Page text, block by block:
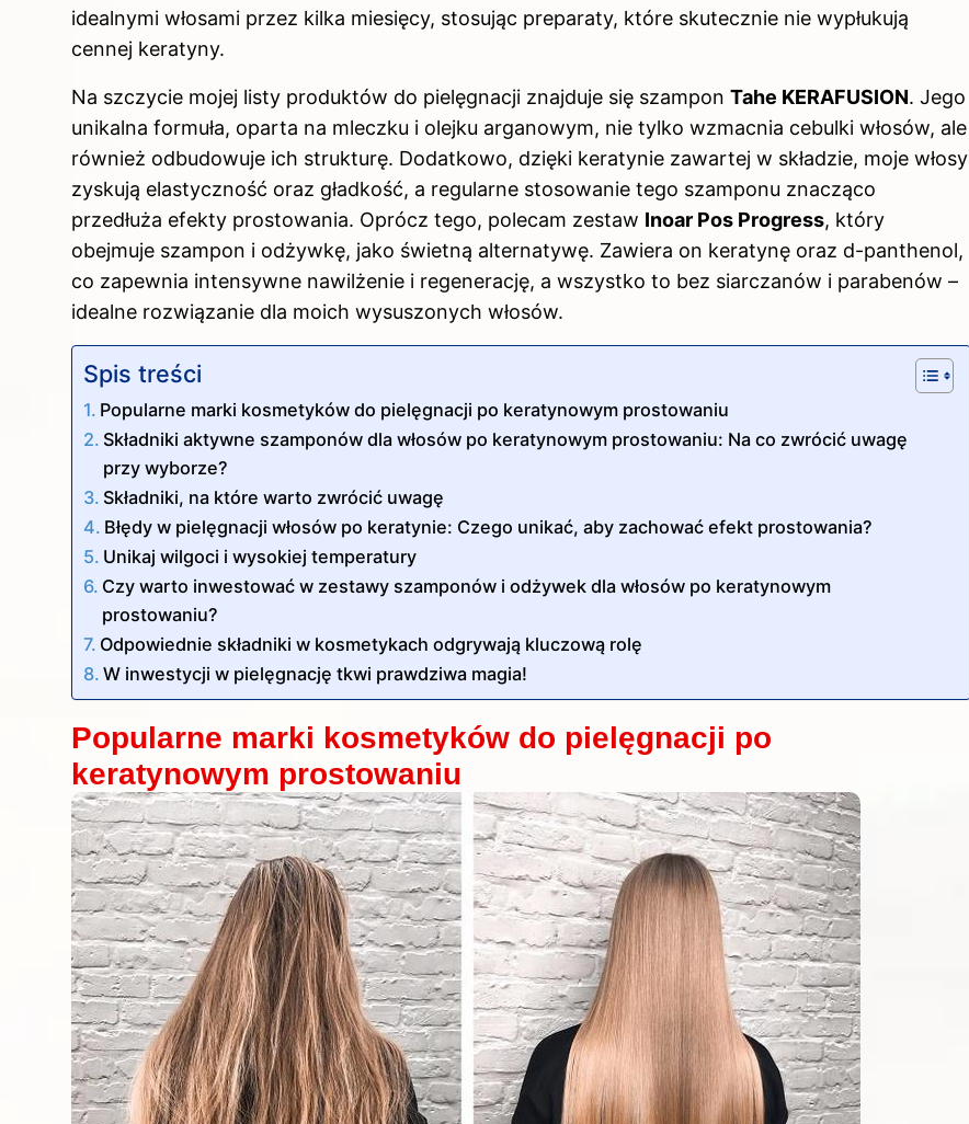
idealnymi włosami przez kilka miesięcy, stosując preparaty, które skutecznie nie wypłukują
cennej keratyny.
Na szczycie mojej listy produktów do pielęgnacji znajduje się szampon Tahe KERAFUSION. Jego
unikalna formuła, oparta na mleczku i olejku arganowym, nie tylko wzmacnia cebulki włosów, ale
również odbudowuje ich strukturę. Dodatkowo, dzięki keratynie zawartej w składzie, moje włosy
zyskują elastyczność oraz gładkość, a regularne stosowanie tego szamponu znacząco
przedłuża efekty prostowania. Oprócz tego, polecam zestaw Inoar Pos Progress, który
obejmuje szampon i odżywkę, jako świetną alternatywę. Zawiera on keratynę oraz d-panthenol,
co zapewnia intensywne nawilżenie i regenerację, a wszystko to bez siarczanów i parabenów –
idealne rozwiązanie dla moich wysuszonych włosów.
Spis treści
Popularne marki kosmetyków do pielęgnacji po keratynowym prostowaniu
Składniki aktywne szamponów dla włosów po keratynowym prostowaniu: Na co zwrócić uwagę
przy wyborze?
Składniki, na które warto zwrócić uwagę
Błędy w pielęgnacji włosów po keratynie: Czego unikać, aby zachować efekt prostowania?
Unikaj wilgoci i wysokiej temperatury
Czy warto inwestować w zestawy szamponów i odżywek dla włosów po keratynowym
prostowaniu?
Odpowiednie składniki w kosmetykach odgrywają kluczową rolę
W inwestycji w pielęgnację tkwi prawdziwa magia!
Popularne marki kosmetyków do pielęgnacji po
keratynowym prostowaniu